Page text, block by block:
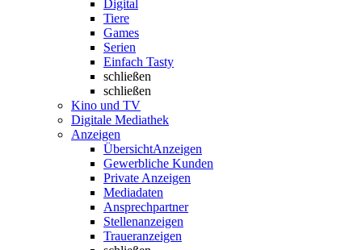
Digital
Tiere
Games
Serien
Einfach Tasty
schließen
schließen
Kino und TV
Digitale Mediathek
Anzeigen
ÜbersichtAnzeigen
Gewerbliche Kunden
Private Anzeigen
Mediadaten
Ansprechpartner
Stellenanzeigen
Traueranzeigen